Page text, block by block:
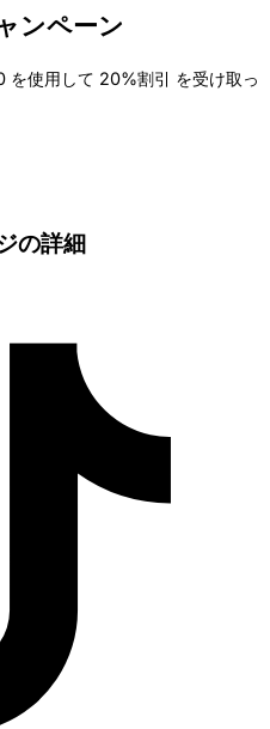
ンペーン
を使用して 20%割引 を受け取っ
の詳細